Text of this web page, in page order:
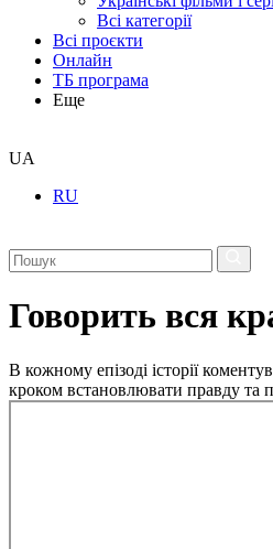
Всі категорії
Всі проєкти
Онлайн
ТБ програма
Еще
UA
RU
Говорить вся
В кожному епізоді історії
кроком встановлювати правду та